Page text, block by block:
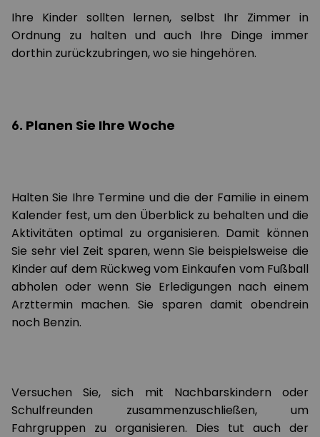
Ihre Kinder sollten lernen, selbst Ihr Zimmer in
Ordnung zu halten und auch Ihre Dinge immer
dorthin zurückzubringen, wo sie hingehören.
6. Planen Sie Ihre Woche
Halten Sie Ihre Termine und die der Familie in einem
Kalender fest, um den Überblick zu behalten und die
Aktivitäten optimal zu organisieren. Damit können
Sie sehr viel Zeit sparen, wenn Sie beispielsweise die
Kinder auf dem Rückweg vom Einkaufen vom Fußball
abholen oder wenn Sie Erledigungen nach einem
Arzttermin machen. Sie sparen damit obendrein
noch Benzin.
Versuchen Sie, sich mit Nachbarskindern oder
Schulfreunden zusammenzuschließen, um
Fahrgruppen zu organisieren. Dies tut auch der